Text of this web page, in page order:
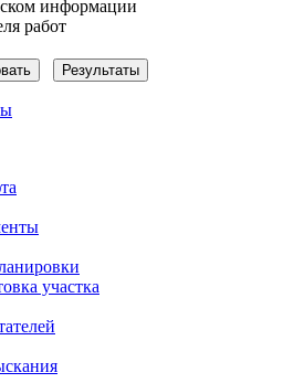
информации
работ
участка